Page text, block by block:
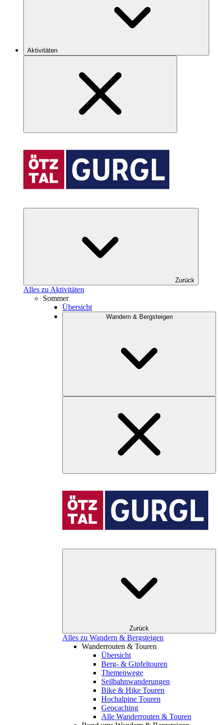
Aktivitäten
Zurück
Alles zu Aktivitäten
Sommer
Übersicht
Wandern & Bergsteigen
Zurück
Alles zu Wandern & Bergsteigen
Wanderrouten & Touren
Übersicht
Berg- & Gipfeltouren
Themenwege
Seilbahnwanderungen
Bike & Hike Touren
Hochalpine Touren
Geocaching
Alle Wanderrouten & Touren